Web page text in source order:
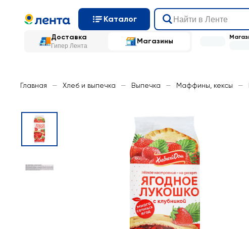
Каталог
Доставка
Гипер Лента
Магазины
Главная — Хлеб и выпечка — Выпечка — Маффины, кексы —